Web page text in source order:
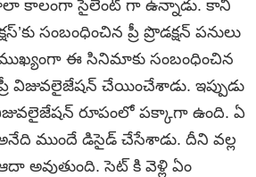
కాలంగా సైలెంట్ గా ఉన్నాడు. కానీ
సంబంధించిన ప్రీ ప్రొడ‌క్ష‌న్ ప‌నులు
ఈ సినిమాకు సంబంధించిన
విజువ‌లైజేష‌న్ చేయించేశాడు. ఇప్పుడు
విజువ‌లైజేష‌న్ రూపంలో ప‌క్కాగా ఉంది. ఏ
ముందే డిసైడ్ చేసేశాడు. దీని వ‌ల్ల
సెట్ కి వెళ్లి ఏం